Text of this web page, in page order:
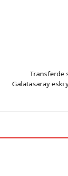
Transferde
Galatasaray eski